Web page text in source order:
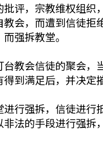
评，宗教维权组
会，而遭到信徒
强拆教堂。
教会信徒的聚会
到满足后，并决定
进行强拆，信徒进
法的手段进行强拆